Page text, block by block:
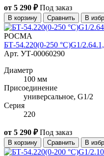
от 5 290 ₽ Под заказ
В корзину Сравнить В
РОСМА
БТ-54.220(0-250 °C)G1/
Арт. УТ-00060290
Диаметр
100 мм
Присоединение
универсальное, G1/2
Серия
220
от 5 290 ₽ Под заказ
В корзину Сравнить В